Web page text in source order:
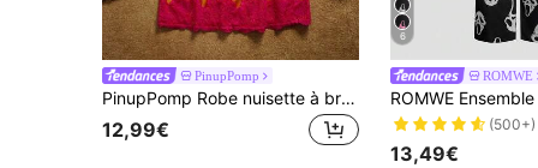
PinupPomp
PinupPomp Robe nuisette à bretelles pour femme avec blocs de couleurs et bordure en dentelle
12,99€
6
ROMWE
(500+)
13,49€